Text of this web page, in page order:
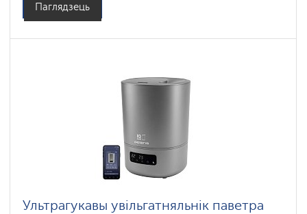
Паглядзець
Ультрагукавы увільгатняльнік паветра